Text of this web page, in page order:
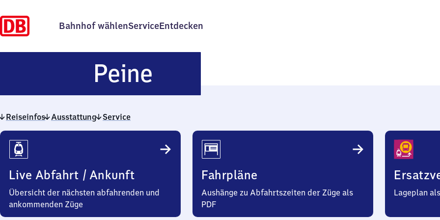
Bahnhof wählenServiceEntdecken
Peine
Reiseinfos Ausstattung Service
Reiseinfos
Live Abfahrt / Ankunft
Übersicht der nächsten abfahrenden und
ankommenden Züge
Fahrpläne
Aushänge zu Abfahrtszeiten der Züge als
PDF
Lageplan